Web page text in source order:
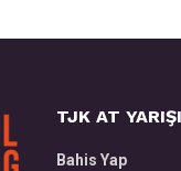
TJK AT YARIŞI
Bahis Yap